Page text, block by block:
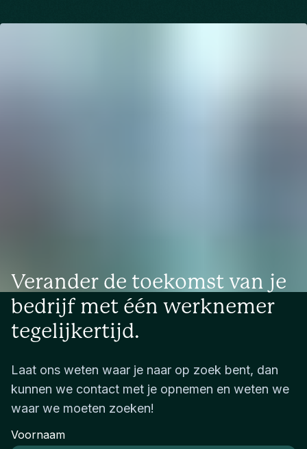
Verander de toekomst van je
bedrijf met één werknemer
tegelijkertijd.
Laat ons weten waar je naar op zoek bent, dan
kunnen we contact met je opnemen en weten we
waar we moeten zoeken!
Voornaam